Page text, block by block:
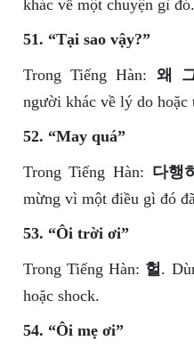
khác về một chuyện gì đó.
51. “Tại sao vậy?”
Trong Tiếng Hàn: 왜
người khác về lý do
52. “May quá”
Trong Tiếng Hàn: 다행
mừng vì một điều gì đó
53. “Ôi trời ơi”
Trong Tiếng Hàn: 헐 .
hoặc shock.
54. “Ôi mẹ ơi”